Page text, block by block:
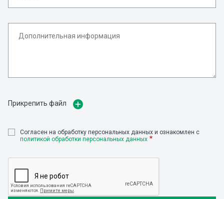
Прикрепить файл
Cогласен на обработку персональных данных и ознакомлен с
политикой обработки персональных данных